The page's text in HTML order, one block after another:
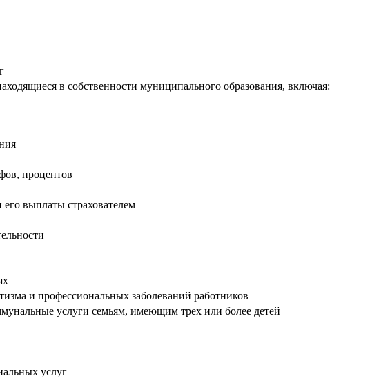
в собственности муниципального образования, включая:
процентов
выплаты страхователем
и профессиональных заболеваний работников
услуги семьям, имеющим трех или более детей
услуг